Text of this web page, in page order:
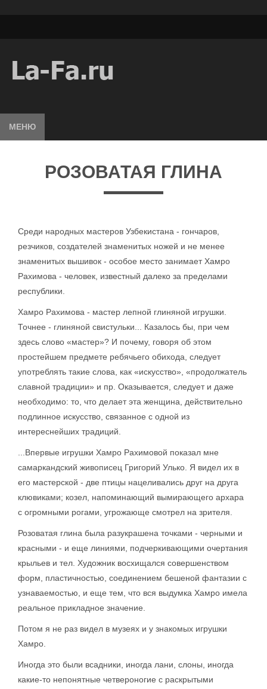
МЕНЮ
РОЗОВАТАЯ ГЛИНА
Среди народных мастеров Узбекистана - гончаров,
резчиков, создателей знаменитых ножей и не менее
знаменитых вышивок - особое место занимает Хамро
Рахимова - человек, известный далеко за пределами
республики.
Хамро Рахимова - мастер лепной глиняной игрушки.
Точнее - глиняной свистульки... Казалось бы, при чем
здесь слово «мастер»? И почему, говоря об этом
простейшем предмете ребячьего обихода, следует
употреблять такие слова, как «искусство», «продолжатель
славной традиции» и пр. Оказывается, следует и даже
необходимо: то, что делает эта женщина, действительно
подлинное искусство, связанное с одной из
интереснейших традиций.
...Впервые игрушки Хамро Рахимовой показал мне
самаркандский живописец Григорий Улько. Я видел их в
его мастерской - две птицы нацеливались друг на друга
клювиками; козел, напоминающий вымирающего архара
с огромными рогами, угрожающе смотрел на зрителя.
Розоватая глина была разукрашена точками - черными и
красными - и еще линиями, подчеркивающими очертания
крыльев и тел. Художник восхищался совершенством
форм, пластичностью, соединением бешеной фантазии с
узнаваемостью, и еще тем, что вся выдумка Хамро имела
реальное прикладное значение.
Потом я не раз видел в музеях и у знакомых игрушки
Хамро.
Иногда это были всадники, иногда лани, слоны, иногда
какие-то непонятные четвероногие с раскрытыми